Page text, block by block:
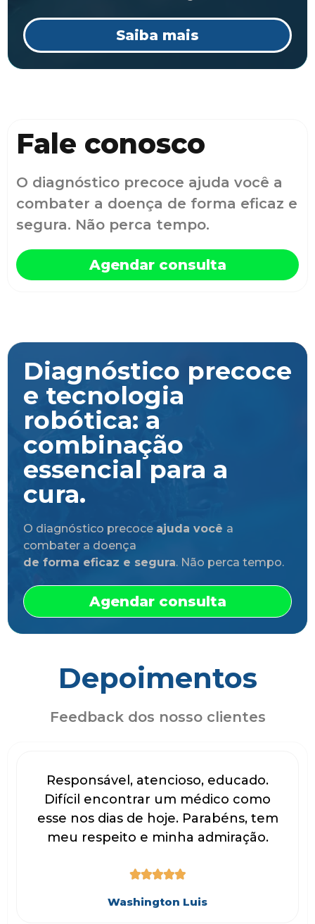
Saiba mais
Fale conosco
O diagnóstico precoce ajuda você a
combater a doença de forma eficaz e
segura. Não perca tempo.
Agendar consulta
Diagnóstico precoce
e tecnologia
robótica: a
combinação
essencial para a
cura.
O diagnóstico precoce ajuda você a
combater a doença
de forma eficaz e segura. Não perca tempo.
Agendar consulta
Depoimentos
Feedback dos nosso clientes
Responsável, atencioso, educado.
Difícil encontrar um médico como
esse nos dias de hoje. Parabéns, tem
meu respeito e minha admiração.

Washington Luis